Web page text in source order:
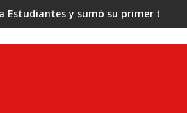
Estudiantes y sumó su primer